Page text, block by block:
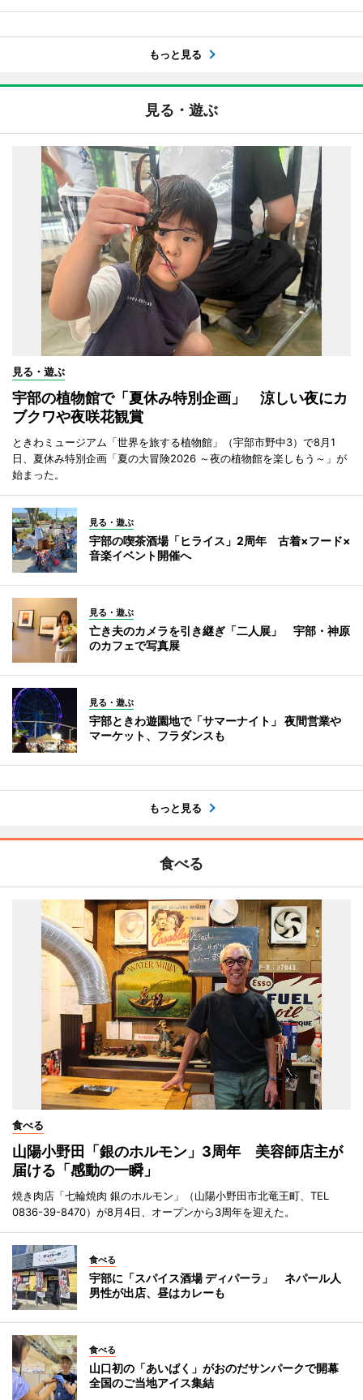
もっと見る
見る・遊ぶ
見る・遊ぶ
宇部の植物館で「夏休み特別企画」 涼しい夜にカ
ブクワや夜咲花観賞
ときわミュージアム「世界を旅する植物館」（宇部市野中3）で8月1
日、夏休み特別企画「夏の大冒険2026 ～夜の植物館を楽しもう～」が
始まった。
見る・遊ぶ
宇部の喫茶酒場「ヒライス」2周年 古着×フード×
音楽イベント開催へ
見る・遊ぶ
亡き夫のカメラを引き継ぎ「二人展」 宇部・神原
のカフェで写真展
見る・遊ぶ
宇部ときわ遊園地で「サマーナイト」 夜間営業や
マーケット、フラダンスも
もっと見る
食べる
食べる
山陽小野田「銀のホルモン」3周年 美容師店主が
届ける「感動の一瞬」
焼き肉店「七輪焼肉 銀のホルモン」（山陽小野田市北竜王町、TEL
0836-39-8470）が8月4日、オープンから3周年を迎えた。
食べる
宇部に「スパイス酒場 ディパーラ」 ネパール人
男性が出店、昼はカレーも
食べる
山口初の「あいぱく」がおのだサンパークで開幕
全国のご当地アイス集結